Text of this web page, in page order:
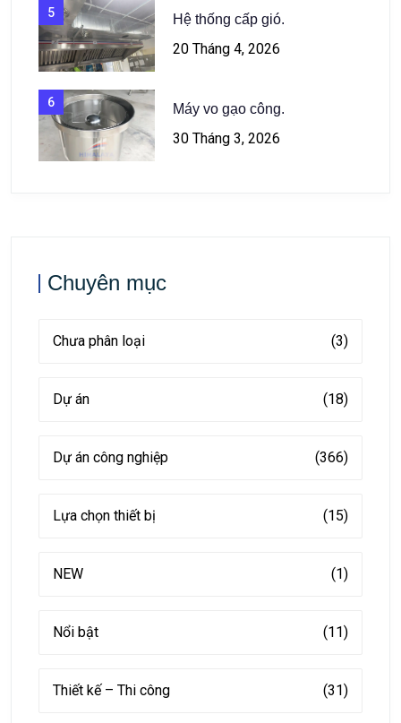
5 Hệ thống cấp gió.
20 Tháng 4, 2026
6 Máy vo gạo công.
30 Tháng 3, 2026
Chuyên mục
Chưa phân loại (3)
Dự án (18)
Dự án công nghiệp (366)
Lựa chọn thiết bị (15)
NEW (1)
Nổi bật (11)
Thiết kế – Thi công (31)